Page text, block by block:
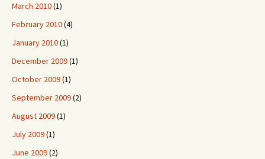
March 2010(1)
February 2010(4)
January 2010(1)
December 2009(1)
October 2009(1)
September 2009(2)
August 2009(1)
July 2009(1)
June 2009(2)